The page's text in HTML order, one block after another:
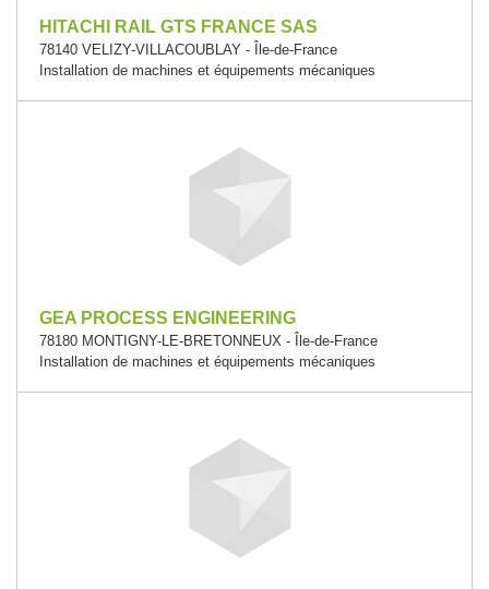
HITACHI RAIL GTS FRANCE SAS
78140 VELIZY-VILLACOUBLAY - Île-de-France
Installation de machines et équipements mécaniques
GEA PROCESS ENGINEERING
78180 MONTIGNY-LE-BRETONNEUX - Île-de-France
Installation de machines et équipements mécaniques